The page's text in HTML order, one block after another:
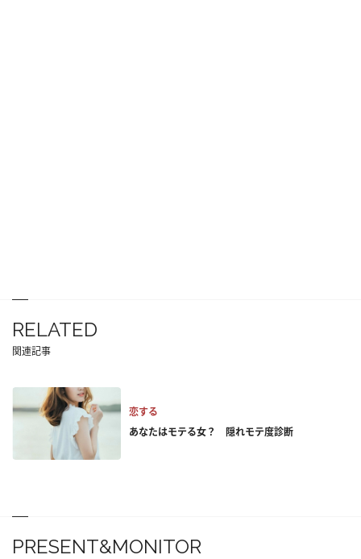
RELATED
関連記事
恋する
あなたはモテる女？ 隠れモテ度診断
PRESENT&MONITOR